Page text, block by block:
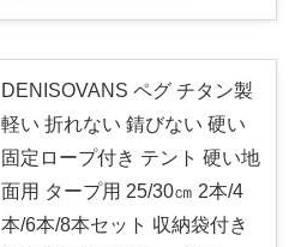
DENISOVANS ペグ チタン製
軽い 折れない 錆びない 硬い
固定ロープ付き テント 硬い地
面用 タープ用 25/30㎝ 2本/4
本/6本/8本セット 収納袋付き